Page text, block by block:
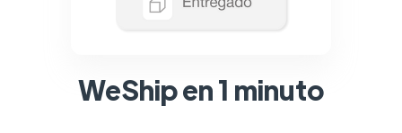
WeShip en 1 minuto